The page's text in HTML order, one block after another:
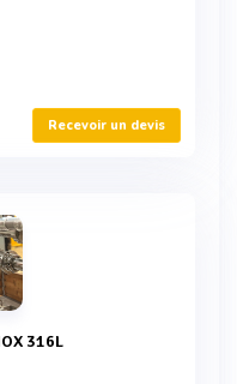
Recevoir un devis
316L